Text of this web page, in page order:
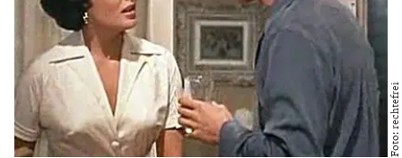
Foto: rechtefrei